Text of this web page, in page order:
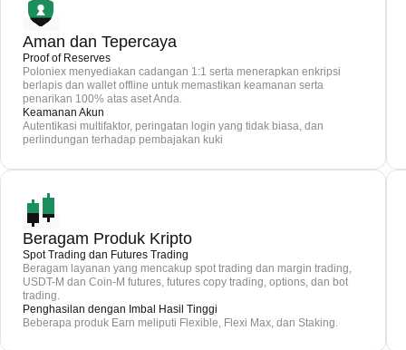
Aman dan Tepercaya
Proof of Reserves
Poloniex menyediakan cadangan 1:1 serta menerapkan enkripsi
berlapis dan wallet offline untuk memastikan keamanan serta
penarikan 100% atas aset Anda.
Keamanan Akun
Autentikasi multifaktor, peringatan login yang tidak biasa, dan
perlindungan terhadap pembajakan kuki
Beragam Produk Kripto
Spot Trading dan Futures Trading
Beragam layanan yang mencakup spot trading dan margin trading,
USDT-M dan Coin-M futures, futures copy trading, options, dan bot
trading.
Penghasilan dengan Imbal Hasil Tinggi
Beberapa produk Earn meliputi Flexible, Flexi Max, dan Staking.